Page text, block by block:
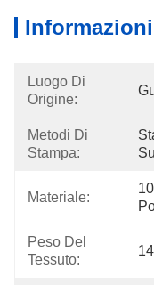
Luogo Di
Origine:
Metodi Di
Stampa:
Materiale:
Peso Del
Tessuto: